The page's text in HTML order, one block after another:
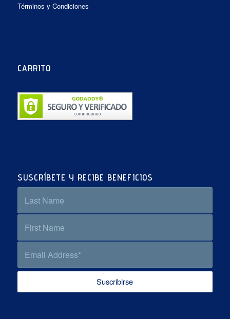
Términos y Condiciones
CARRITO
SUSCRÍBETE Y RECIBE BENEFICIOS